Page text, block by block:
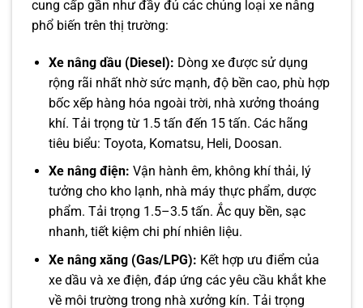
cung cấp gần như đầy đủ các chủng loại xe nâng
phổ biến trên thị trường:
Xe nâng dầu (Diesel): Dòng xe được sử dụng
rộng rãi nhất nhờ sức mạnh, độ bền cao, phù hợp
bốc xếp hàng hóa ngoài trời, nhà xưởng thoáng
khí. Tải trọng từ 1.5 tấn đến 15 tấn. Các hãng
tiêu biểu: Toyota, Komatsu, Heli, Doosan.
Xe nâng điện: Vận hành êm, không khí thải, lý
tưởng cho kho lạnh, nhà máy thực phẩm, dược
phẩm. Tải trọng 1.5–3.5 tấn. Ắc quy bền, sạc
nhanh, tiết kiệm chi phí nhiên liệu.
Xe nâng xăng (Gas/LPG): Kết hợp ưu điểm của
xe dầu và xe điện, đáp ứng các yêu cầu khắt khe
về môi trường trong nhà xưởng kín. Tải trọng